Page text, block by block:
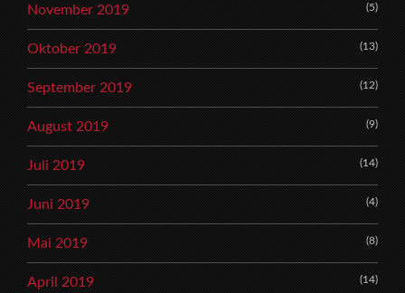
November 2019 (5)
Oktober 2019 (13)
September 2019 (12)
August 2019 (9)
Juli 2019 (14)
Juni 2019 (4)
Mai 2019 (8)
April 2019 (14)